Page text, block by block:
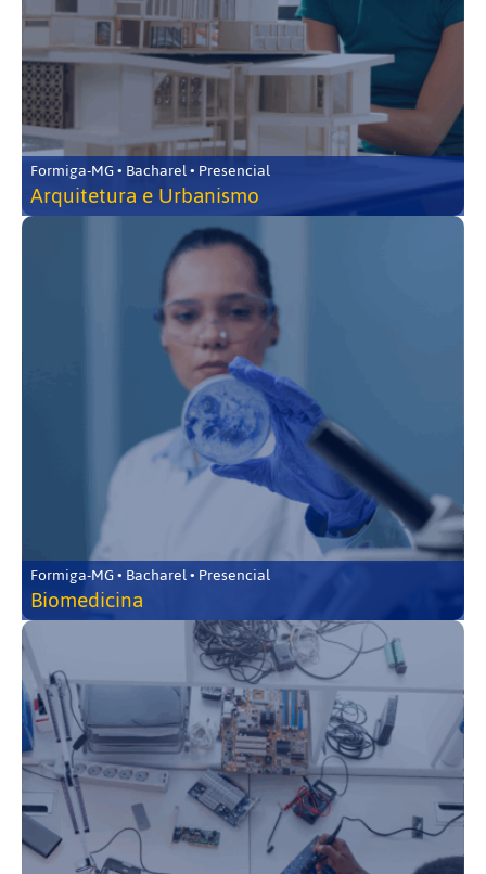
Formiga-MG • Bacharel • Presencial
Arquitetura e Urbanismo
Formiga-MG • Bacharel • Presencial
Biomedicina